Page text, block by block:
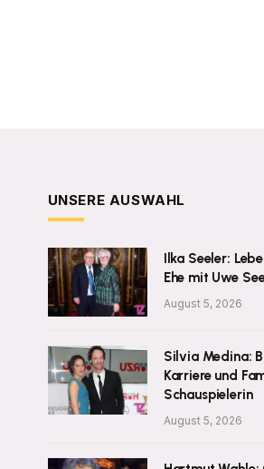
UNSERE AUSWAHL
Ilka Seeler:
Ehe mit Uwe
August 5, 2026
Silvia Medina:
Karriere und
Schauspielerin
August 5, 2026